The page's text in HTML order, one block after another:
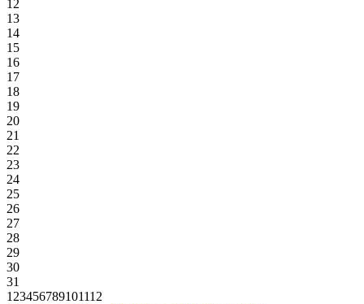
12
13
14
15
16
17
18
19
20
21
22
23
24
25
26
27
28
29
30
31
1 23456789101112